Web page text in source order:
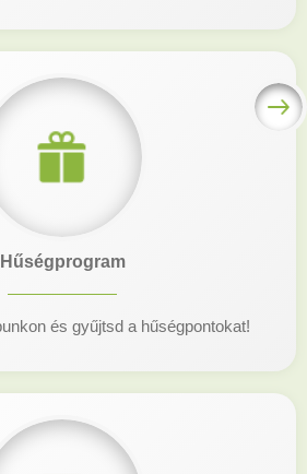
Hűségprogram
és gyűjtsd a hűségpontokat!